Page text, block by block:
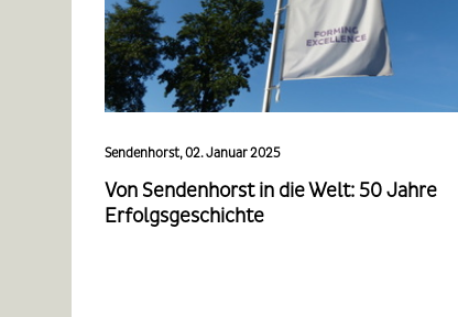
Sendenhorst, 02. Januar 2025
Von Sendenhorst in die Welt: 50 Jahre
Erfolgsgeschichte